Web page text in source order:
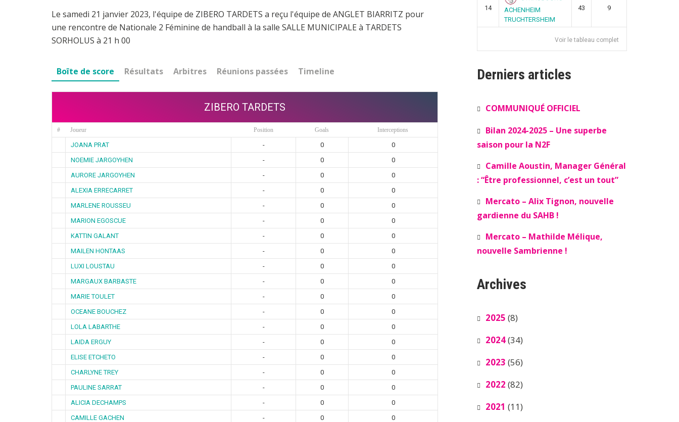
Le samedi 21 janvier 2023, l'équipe de ZIBERO TARDETS a reçu l'équipe de ANGLET BIARRITZ pour
une rencontre de Nationale 2 Féminine de handball à la salle SALLE MUNICIPALE à TARDETS
SORHOLUS à 21 h 00
Boîte de score Résultats Arbitres Réunions passées Timeline
ZIBERO TARDETS
# Joueur Position Goals Interceptions
JOANA PRAT - 0
0
NOEMIE JARGOYHEN
- 0
0
AURORE JARGOYHEN
- 0
0
ALEXIA ERRECARRET
- 0
0
MARLENE ROUSSEU
- 0
0
MARION EGOSCUE
- 0
0
KATTIN GALANT
- 0
0
MAILEN HONTAAS
- 0
0
LUXI LOUSTAU
- 0
0
MARGAUX BARBASTE
- 0
0
MARIE TOULET
- 0
0
OCEANE BOUCHEZ
- 0
0
LOLA LABARTHE
- 0
0
LAIDA ERGUY
- 0
0
ELISE ETCHETO
- 0
0
CHARLYNE TREY
- 0
0
PAULINE SARRAT
- 0
0
ALICIA DECHAMPS
- 0
0
CAMILLE GACHEN
- 0
0
14
ACHENHEIM
TRUCHTERSHEIM
43 9
Voir le tableau complet
Derniers articles
COMMUNIQUÉ OFFICIEL
Bilan 2024-2025 – Une superbe
saison pour la N2F
Camille Aoustin, Manager Général
: “Être professionnel, c’est un tout”
Mercato – Alix Tignon, nouvelle
gardienne du SAHB !
Mercato – Mathilde Mélique,
nouvelle Sambrienne !
Archives
2025 (8)
2024(34)
2023 (56)
2022 (82)
2021 (11)